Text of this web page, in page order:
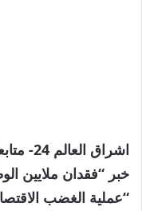
اشراق
خبر “فقدان ملايين
“عملية الغضب